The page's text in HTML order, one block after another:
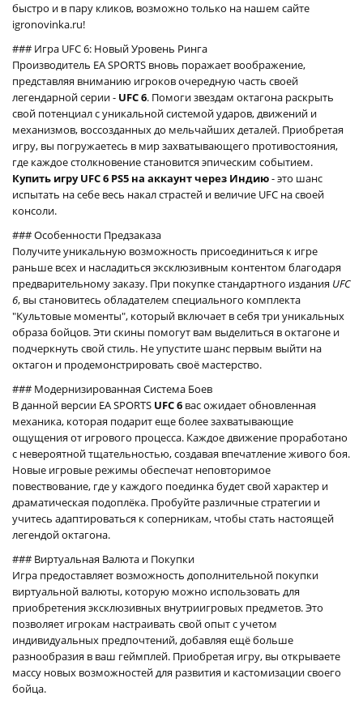
быстро и в пару кликов, возможно только на нашем сайте
igronovinka.ru!
### Игра UFC 6: Новый Уровень Ринга
Производитель EA SPORTS вновь поражает воображение,
представляя вниманию игроков очередную часть своей
легендарной серии - UFC 6. Помоги звездам октагона раскрыть
свой потенциал с уникальной системой ударов, движений и
механизмов, воссозданных до мельчайших деталей. Приобретая
игру, вы погружаетесь в мир захватывающего противостояния,
где каждое столкновение становится эпическим событием.
Купить игру UFC 6 PS5 на аккаунт через Индию- это шанс
испытать на себе весь накал страстей и величие UFC на своей
консоли.
### Особенности Предзаказа
Получите уникальную возможность присоединиться к игре
раньше всех и насладиться эксклюзивным контентом благодаря
предварительному заказу. При покупке стандартного издания UFC
6, вы становитесь обладателем специального комплекта
"Культовые моменты", который включает в себя три уникальных
образа бойцов. Эти скины помогут вам выделиться в октагоне и
подчеркнуть свой стиль. Не упустите шанс первым выйти на
октагон и продемонстрировать своё мастерство.
### Модернизированная Система Боев
В данной версии EA SPORTS UFC 6 вас ожидает обновленная
механика, которая подарит еще более захватывающие
ощущения от игрового процесса. Каждое движение проработано
с невероятной тщательностью, создавая впечатление живого боя.
Новые игровые режимы обеспечат неповторимое
повествование, где у каждого поединка будет свой характер и
драматическая подоплёка. Пробуйте различные стратегии и
учитесь адаптироваться к соперникам, чтобы стать настоящей
легендой октагона.
### Виртуальная Валюта и Покупки
Игра предоставляет возможность дополнительной покупки
виртуальной валюты, которую можно использовать для
приобретения эксклюзивных внутриигровых предметов. Это
позволяет игрокам настраивать свой опыт с учетом
индивидуальных предпочтений, добавляя ещё больше
разнообразия в ваш геймплей. Приобретая игру, вы открываете
массу новых возможностей для развития и кастомизации своего
бойца.